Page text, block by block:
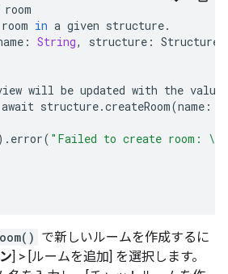
room
room in a given structure.
: String, structure : Structure
will be updated with the values
await structure.createRoom(name :
. error( "Failed to create room:
で新しいルームを作成するに
] > [ルームを追加] を選択します。